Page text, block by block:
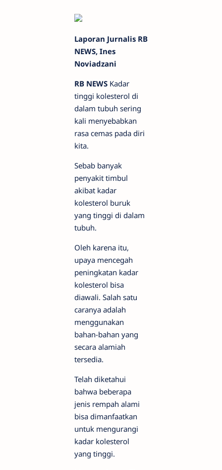
Laporan Jurnalis RB
NEWS, Ines
Noviadzani
RB NEWS Kadar
tinggi kolesterol di
dalam tubuh sering
kali menyebabkan
rasa cemas pada diri
kita.
Sebab banyak
penyakit timbul
akibat kadar
kolesterol buruk
yang tinggi di dalam
tubuh.
Oleh karena itu,
upaya mencegah
peningkatan kadar
kolesterol bisa
diawali. Salah satu
caranya adalah
menggunakan
bahan-bahan yang
secara alamiah
tersedia.
Telah diketahui
bahwa beberapa
jenis rempah alami
bisa dimanfaatkan
untuk mengurangi
kadar kolesterol
yang tinggi.